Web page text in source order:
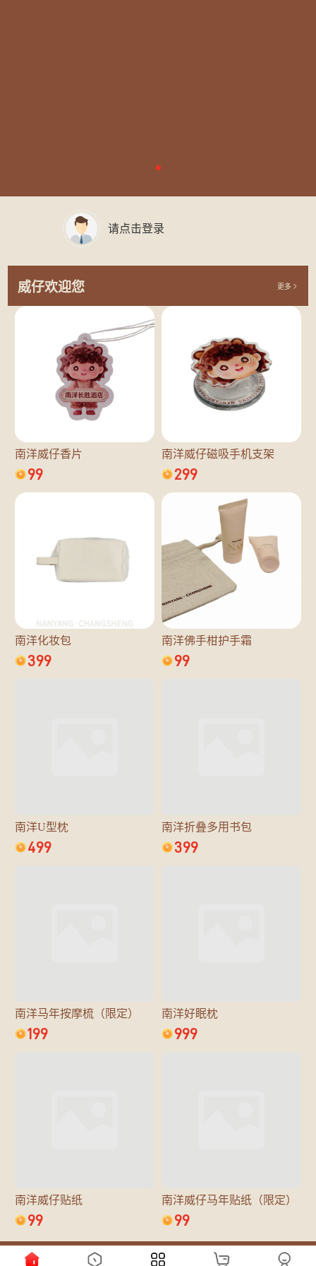
请点击登录
威仔欢迎您 更多
南洋威仔香片
99
南洋威仔磁吸手机支架
299
南洋化妆包
399
南洋佛手柑护手霜
99
南洋U型枕
499
南洋折叠多用书包
399
南洋马年按摩梳（限定）
199
南洋好眠枕
999
南洋威仔贴纸
99
南洋威仔马年贴纸（限定）
99